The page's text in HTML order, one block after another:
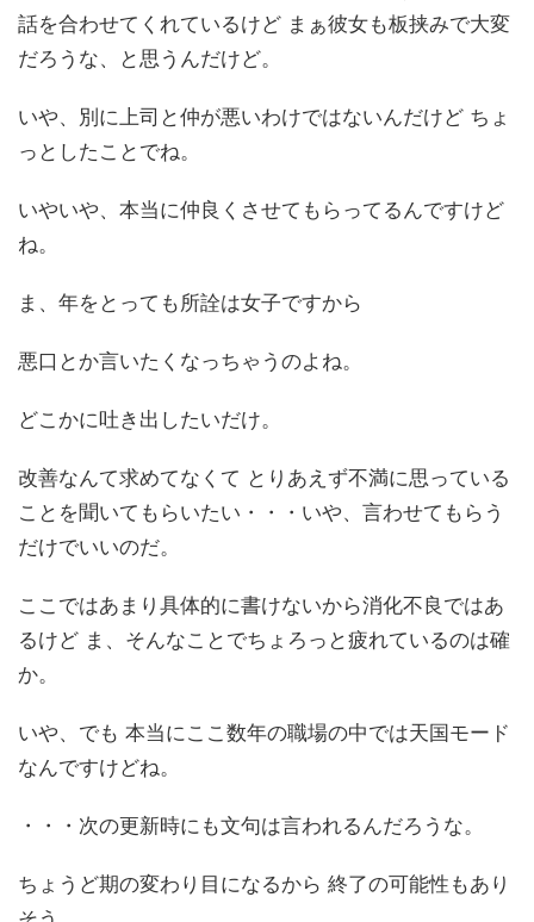
話を合わせてくれているけど まぁ彼女も板挟みで大変
だろうな、と思うんだけど。
いや、別に上司と仲が悪いわけではないんだけど ちょ
っとしたことでね。
いやいや、本当に仲良くさせてもらってるんですけど
ね。
ま、年をとっても所詮は女子ですから
悪口とか言いたくなっちゃうのよね。
どこかに吐き出したいだけ。
改善なんて求めてなくて とりあえず不満に思っている
ことを聞いてもらいたい・・・いや、言わせてもらう
だけでいいのだ。
ここではあまり具体的に書けないから消化不良ではあ
るけど ま、そんなことでちょろっと疲れているのは確
か。
いや、でも 本当にここ数年の職場の中では天国モード
なんですけどね。
・・・次の更新時にも文句は言われるんだろうな。
ちょうど期の変わり目になるから 終了の可能性もあり